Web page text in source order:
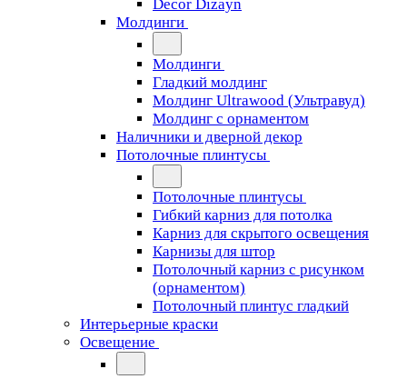
Decor Dizayn
Молдинги
Молдинги
Гладкий молдинг
Молдинг Ultrawood (Ультравуд)
Молдинг с орнаментом
Наличники и дверной декор
Потолочные плинтусы
Потолочные плинтусы
Гибкий карниз для потолка
Карниз для скрытого освещения
Карнизы для штор
Потолочный карниз с рисунком
(орнаментом)
Потолочный плинтус гладкий
Интерьерные краски
Освещение